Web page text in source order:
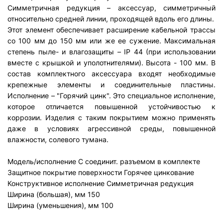
Симметричная редукция – аксессуар, симметричный
относительно средней линии, проходящей вдоль его длины.
Этот элемент обеспечивает расширение кабельной трассы
со 100 мм до 150 мм или же ее сужение. Максимальная
степень пыле- и влагозащиты – IP 44 (при использовании
вместе с крышкой и уполотнителями). Высота - 100 мм. В
состав комплектного аксессуара входят необходимые
крепежные элементы и соединительные пластины.
Исполнение – "Горячий цинк". Это специальное исполнение,
которое отличается повышенной устойчивостью к
коррозии. Изделия с таким покрытием можно применять
даже в условиях агрессивной среды, повышенной
влажности, солевого тумана.
Модель/исполнение С соединит. разъемом в комплекте
Защитное покрытие поверхности Горячее цинкование
Конструктивное исполнение Симметричная редукция
Ширина (большая), мм 150
Ширина (уменьшения), мм 100